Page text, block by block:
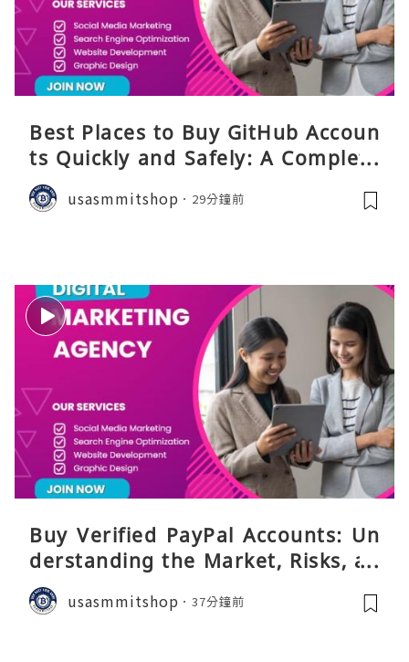
Best Places to Buy GitHub Accoun
ts Quickly and Safely: A Complete
Guide
usasmmitshop 29分鐘前
Buy Verified PayPal Accounts: Un
derstanding the Market, Risks, an
d Safer Alternatives
usasmmitshop 37分鐘前